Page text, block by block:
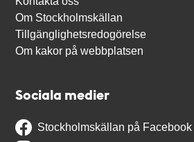
Om Stockholmskällan
Tillgänglighetsredogörelse
Om kakor på webbplatsen
Sociala medier
Stockholmskällan på Facebook